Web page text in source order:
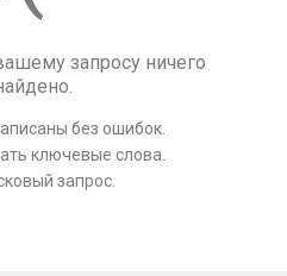
запросу ничего
без ошибок.
ключевые слова.
запрос.